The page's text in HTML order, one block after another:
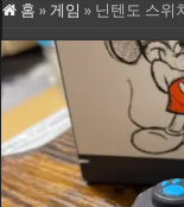
홈 » 게임 » 닌텐도 스위